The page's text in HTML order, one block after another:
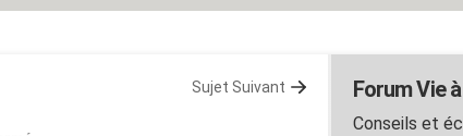
Sujet Suivant Forum Vie
Conseils et